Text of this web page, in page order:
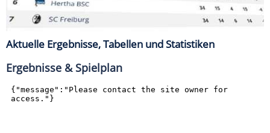
Aktuelle Ergebnisse, Tabellen und Statistiken
Ergebnisse & Spielplan